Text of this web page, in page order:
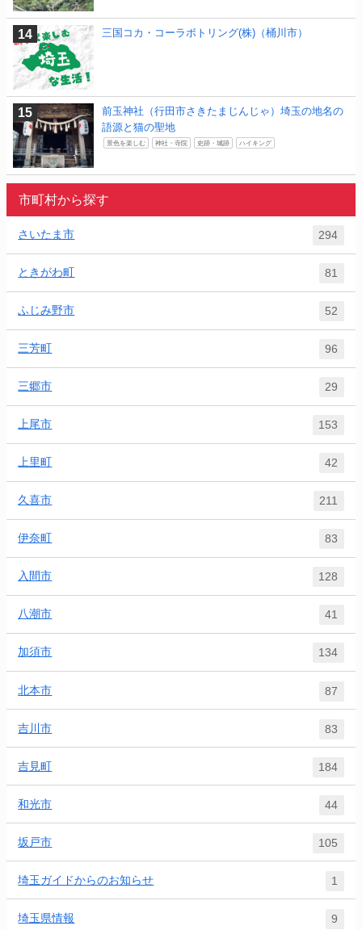
三国コカ・コーラボトリング(株)（桶川市）
前玉神社（行田市さきたまじんじゃ）埼玉の地名の
語源と猫の聖地
景色を楽しむ 神社・寺院 史跡・城跡 ハイキング
市町村から探す
さいたま市 294
ときがわ町 81
ふじみ野市 52
三芳町 96
三郷市 29
上尾市 153
上里町 42
久喜市 211
伊奈町 83
入間市 128
八潮市 41
加須市 134
北本市 87
吉川市 83
吉見町 184
和光市 44
坂戸市 105
埼玉ガイドからのお知らせ 1
埼玉県情報 9